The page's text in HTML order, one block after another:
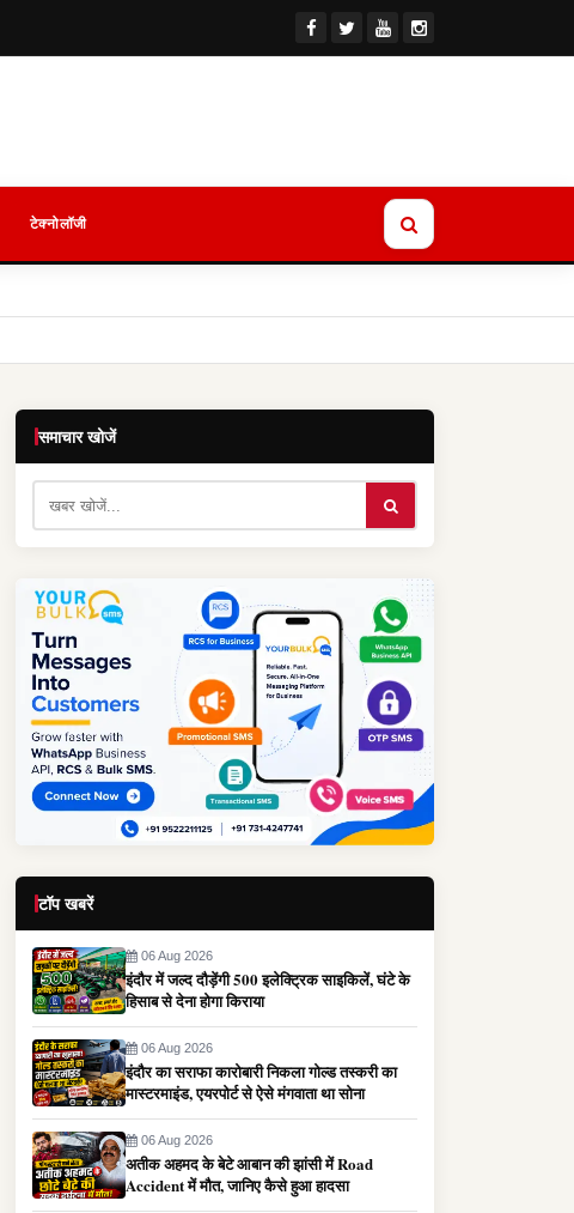
टेक्नोलॉजी
समाचार खोजें
टॉप खबरें
06 Aug 2026
इंदौर में जल्द दौड़ेंगी 500 इलेक्ट्रिक साइकिलें, घंटे के
हिसाब से देना होगा किराया
06 Aug 2026
इंदौर का सराफा कारोबारी निकला गोल्ड तस्करी का
मास्टरमाइंड, एयरपोर्ट से ऐसे मंगवाता था सोना
06 Aug 2026
अतीक अहमद के बेटे आबान की झांसी में Road
Accident में मौत, जानिए कैसे हुआ हादसा